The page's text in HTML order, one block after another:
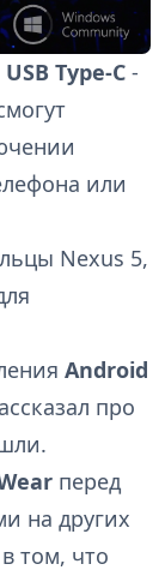
USB Type-C -
или
Nexus 5,
Android
про
перед
на других
том, что